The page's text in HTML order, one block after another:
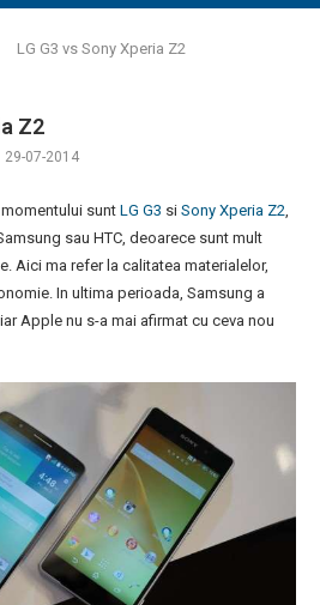
LG G3 vs Sony Xperia Z2
Z2
29-07-2014
sunt LG G3 si Sony Xperia Z2,
sau HTC, deoarece sunt mult
Aici ma refer la calitatea materialelor,
In ultima perioada, Samsung a
Apple nu s-a mai afirmat cu ceva nou